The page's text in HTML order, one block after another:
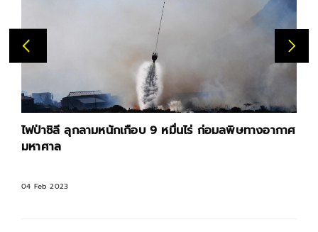
ไฟป่าชิลี ลุกลามหนักเกือบ 9 หมื่นไร่ ก่อมลพิษทางอากาศ
มหาศาล
04 Feb 2023